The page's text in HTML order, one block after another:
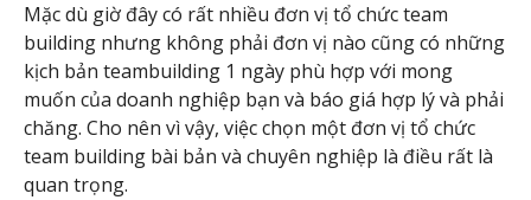
Mặc dù giờ đây có rất nhiều đơn vị tổ chức team
building nhưng không phải đơn vị nào cũng có những
kịch bản teambuilding 1 ngày phù hợp với mong
muốn của doanh nghiệp bạn và báo giá hợp lý và phải
chăng. Cho nên vì vậy, việc chọn một đơn vị tổ chức
team building bài bản và chuyên nghiệp là điều rất là
quan trọng.